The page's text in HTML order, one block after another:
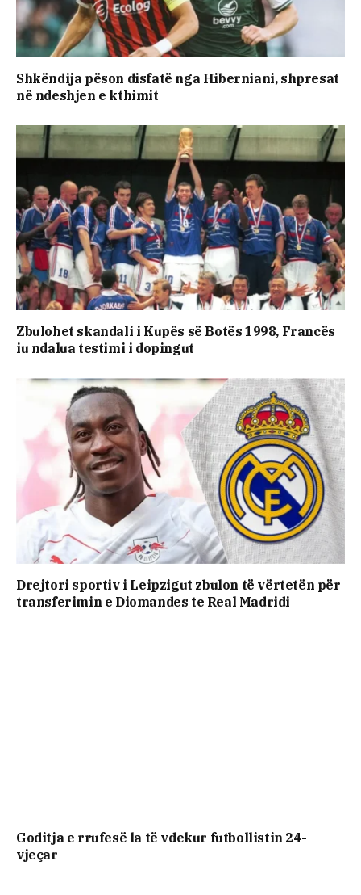
Shkëndija pëson disfatë nga Hiberniani, shpresat
në ndeshjen e kthimit
Zbulohet skandali i Kupës së Botës 1998, Francës
iu ndalua testimi i dopingut
Drejtori sportiv i Leipzigut zbulon të vërtetën për
transferimin e Diomandes te Real Madridi
Goditja e rrufesë la të vdekur futbollistin 24-
vjeçar